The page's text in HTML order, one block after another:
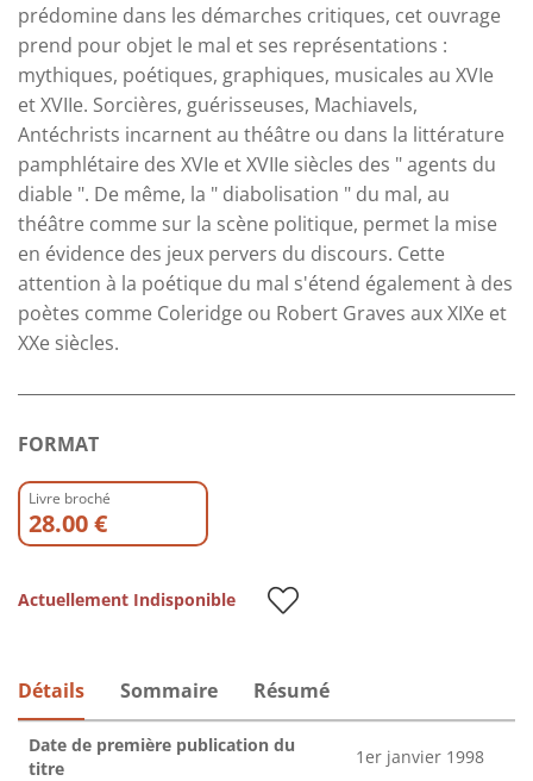
prédomine dans les démarches critiques, cet ouvrage
prend pour objet le mal et ses représentations :
mythiques, poétiques, graphiques, musicales au XVIe
et XVIIe. Sorcières, guérisseuses, Machiavels,
Antéchrists incarnent au théâtre ou dans la littérature
pamphlétaire des XVIe et XVIIe siècles des " agents du
diable ". De même, la " diabolisation " du mal, au
théâtre comme sur la scène politique, permet la mise
en évidence des jeux pervers du discours. Cette
attention à la poétique du mal s'étend également à des
poètes comme Coleridge ou Robert Graves aux XIXe et
XXe siècles.
FORMAT
Livre broché
28.00 €
Actuellement Indisponible
Détails Sommaire Résumé
Date de première publication du
titre
1er janvier 1998